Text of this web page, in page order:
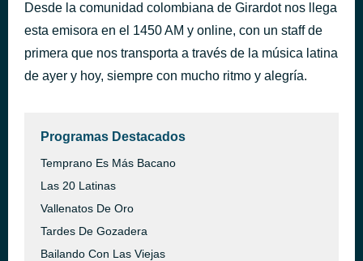
Achy Breaky Heart
Billy Ray Cyrus
U Can't Touch This
MC Hammer
hace 38 minutos
65 Blue
Desde la comunidad colombiana de Girardot nos llega
esta emisora en el 1450 AM y online, con un staff de
primera que nos transporta a través de la música latina
de ayer y hoy, siempre con mucho ritmo y alegría.
Programas Destacados
Temprano Es Más Bacano
Las 20 Latinas
Vallenatos De Oro
Tardes De Gozadera
Bailando Con Las Viejas